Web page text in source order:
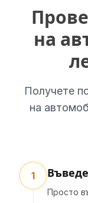
на
Получете
на
1
Просто